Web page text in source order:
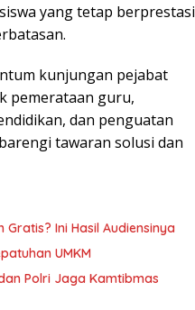
yang tetap berprestasi
kunjungan pejabat
pemerataan guru,
dan penguatan
tawaran solusi dan
Ini Hasil Audiensinya
UMKM
Polri Jaga Kamtibmas